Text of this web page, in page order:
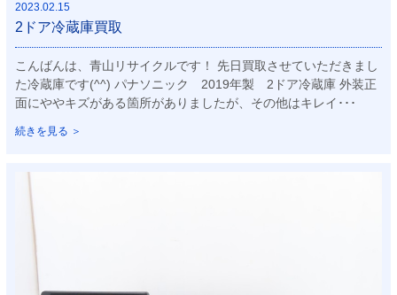
2023.02.15
2ドア冷蔵庫買取
こんばんは、青山リサイクルです！ 先日買取させていただきまし
た冷蔵庫です(^^) パナソニック 2019年製 2ドア冷蔵庫 外装正
面にややキズがある箇所がありましたが、その他はキレイ･･･
続きを見る ＞